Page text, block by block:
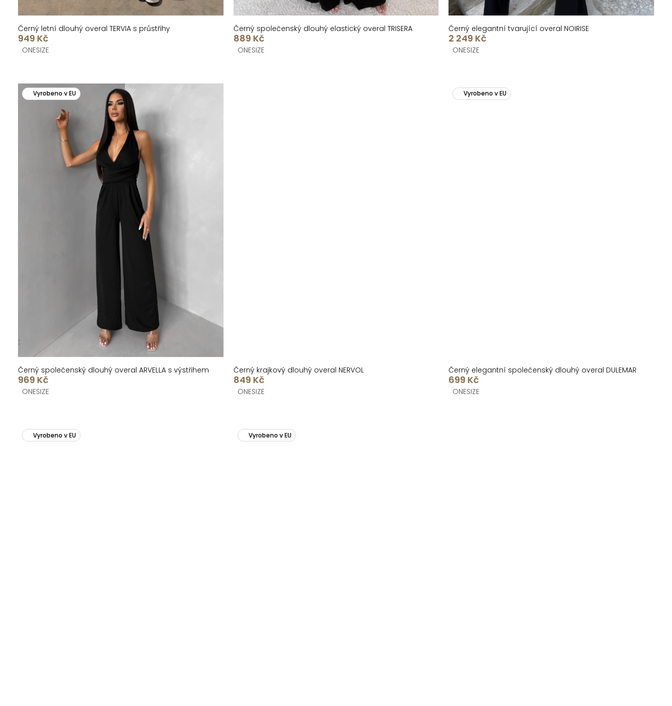
Černý letní dlouhý overal TERVIA s průstřihy
949 Kč
ONESIZE
Černý společenský dlouhý elastický overal TRISERA
889 Kč
ONESIZE
Černý elegantní tvarující overal NOIRISE
2 249 Kč
ONESIZE
Vyrobeno v EU
Černý společenský dlouhý overal ARVELLA s výstřihem
969 Kč
ONESIZE
Černý krajkový dlouhý overal NERVOL
849 Kč
ONESIZE
Vyrobeno v EU
Černý elegantní společenský dlouhý overal DULEMAR
699 Kč
ONESIZE
Vyrobeno v EU Vyrobeno v EU